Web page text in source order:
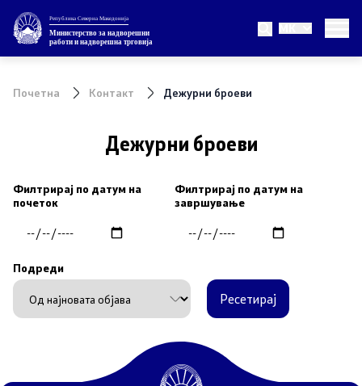
Република Северна Македонија
Министерство за надворешни
работи и надворешна трговија
MK
Министерство
Заменик министер
Државен секретар
Внатрешна организација
Теми
НАТО Членство
Почетна Контакт Дежурни броеви
Дежурни броеви
Филтрирај по датум на
почеток
Филтрирај по датум на
завршување
Подреди
Ресетирај